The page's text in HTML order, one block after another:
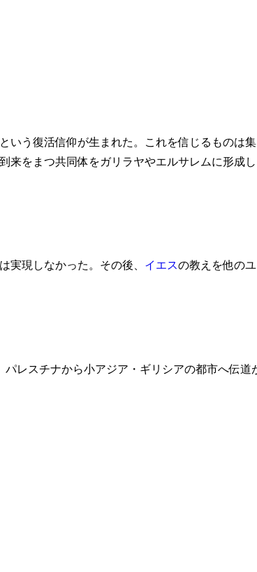
いう復活信仰が生まれた。これを信じるものは集
来をまつ共同体をガリラヤやエルサレムに形成し
実現しなかった。その後、 イエスの教えを他のユ
パレスチナから小アジア・ギリシアの都市へ伝道